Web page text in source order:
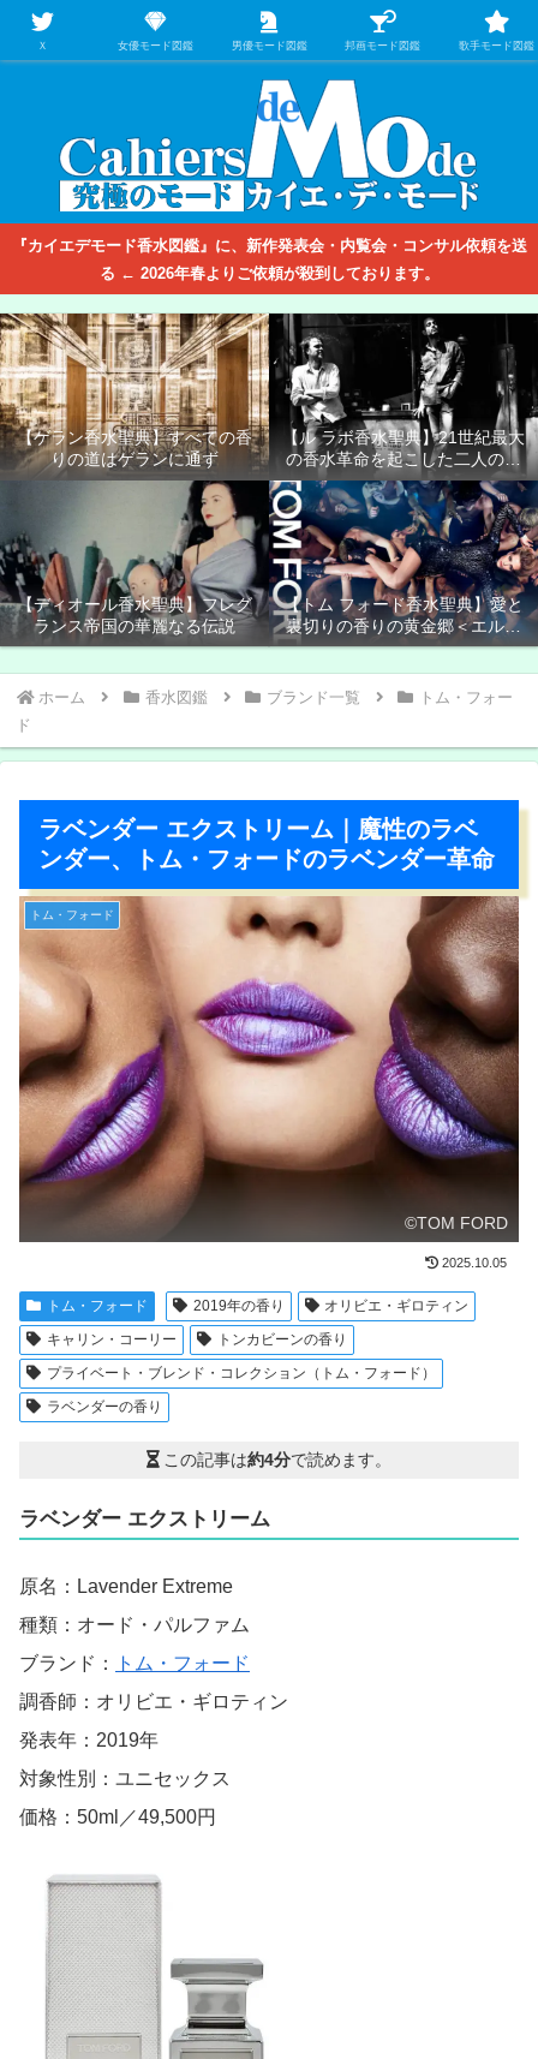
【映画/音楽の中のファッション＆香水】を徹底的に分析するファッション＆ア
パレル業界人のための学習サイト
『カイエデモード香水図鑑』に、新作発表会・内覧会・コンサル依頼を送
る ← 2026年春よりご依頼が殺到しております。
【ゲラン香水聖典】すべての香
りの道はゲランに通ず
【ル ラボ香水聖典】21世紀最大
の香水革命を起こした二人の男
たち
【ディオール香水聖典】フレグ
ランス帝国の華麗なる伝説
【トム フォード香水聖典】愛と
裏切りの香りの黄金郷＜エルド
ラド＞
ホーム 香水図鑑 ブランド一覧
トム・フォー
ド
ラベンダー エクストリーム｜魔性のラベ
ンダー、トム・フォードのラベンダー革命
トム・フォード
©TOM FORD
2025.10.05
トム・フォード 2019年の香り
オリビエ・ギロティン
キャリン・コーリー
トンカビーンの香り
プライベート・ブレンド・コレクション（トム・フォード）
ラベンダーの香り
この記事は約4分で読めます。
ラベンダー エクストリーム
原名：Lavender Extreme
種類：オード・パルファム
ブランド：
トム・フォード
調香師：オリビエ・ギロティン
発表年：2019年
対象性別：ユニセックス
価格：50ml／49,500円
Ｘ 女優モード図鑑 男優モード図鑑 邦画モード図鑑 歌手モード図鑑